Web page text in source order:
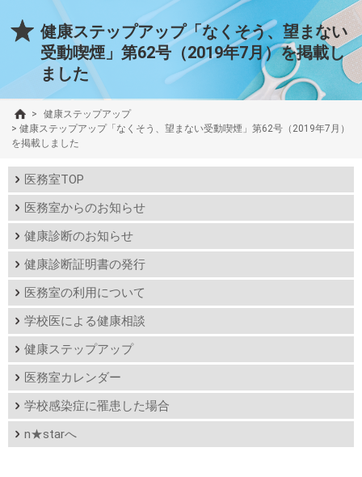
健康ステップアップ「なくそう、望まない
受動喫煙」第62号（2019年7月）を掲載し
ました
>
健康ステップアップ
> 健康ステップアップ「なくそう、望まない受動喫煙」第62号（2019年7月）
を掲載しました
医務室TOP
医務室からのお知らせ
健康診断のお知らせ
健康診断証明書の発行
医務室の利用について
学校医による健康相談
健康ステップアップ
医務室カレンダー
学校感染症に罹患した場合
n★starへ